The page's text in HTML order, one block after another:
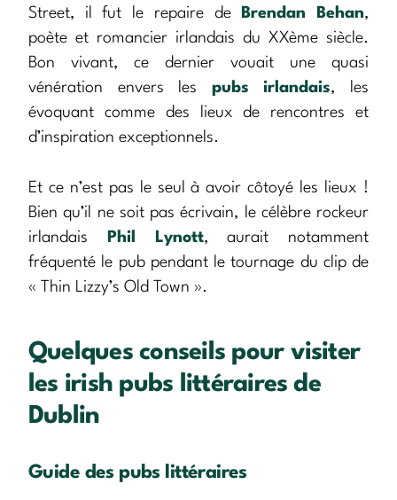
Street, il fut le repaire de
Brendan Behan,
poète et romancier irlandais du XXème siècle.
Bon vivant, ce dernier vouait une quasi
vénération envers les pubs irlandais, les
évoquant comme des lieux de rencontres et
d’inspiration exceptionnels.
Et ce n’est pas le seul à avoir côtoyé les lieux !
Bien qu’il ne soit pas écrivain, le célèbre rockeur
irlandais
Phil Lynott, aurait notamment
fréquenté le pub pendant le tournage du clip de
« Thin Lizzy’s Old Town ».
Quelques conseils pour visiter
les irish pubs littéraires de
Dublin
Guide des pubs littéraires